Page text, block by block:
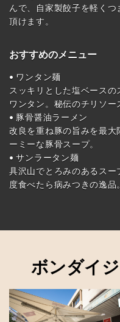
んで、自家製餃子を軽く
頂けます。
おすすめのメニュー
• ワンタン麺
スッキリとした塩ベース
ワンタン。秘伝のチリソー
• 豚骨醤油ラーメン
改良を重ね豚の旨みを最大
ーミーな豚骨スープ。
• サンラータン麺
具沢山でとろみのあるス
度食べたら病みつきの逸品。
ボンダイ